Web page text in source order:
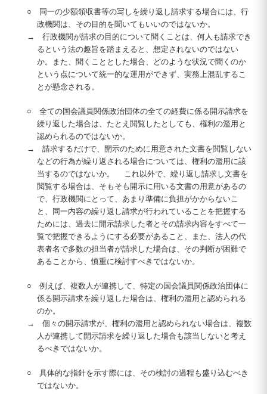
○ 同一の少額領収書等の写しを繰り返し請求する場合には、行
政機関は、その目的を聞いてもいいのではないか。
→ 行政機関が請求の目的について聞くことは、何人も請求でき
るという法の趣旨を踏まえると、想定されないのではない
か。また、聞くこととした場合、どのような状況で聞くのか
という点について統一的な運用ができず、実務上混乱するこ
とが懸念される。
○ 全ての国会議員関係政治団体の全ての経費に係る開示請求を
繰り返した場合は、たとえ閲覧したとしても、権利の濫用と
認められるのではないか。
→ 請求するだけで、開示のために用意された文書を閲覧しない
などの行為が繰り返される場合については、権利の濫用に該
当するのではないか。 これ以外で、繰り返し請求し文書を
閲覧する場合は、そもそも開示に用いる文書の用意があるの
で、行政機関にとって、あまり準備に負担がかからないこ
と、同一内容の繰り返し請求が行われていることを把握する
ためには、過去に開示請求した者とその請求内容をすべて一
覧で把握できるようにする必要があること、また、法人の代
表者名で多数の担当者が請求した場合は、その判断が困難で
あることから、慎重に検討すべきではないか。
○ 例えば、複数人が連携して、特定の国会議員関係政治団体に
係る開示請求を繰り返した場合は、権利の濫用と認められる
のか。
→ 個々の開示請求が、権利の濫用と認められない場合は、複数
人が連携して開示請求を繰り返した場合も該当しないと考え
るべきではないか。
○ 具体的な指針を示す際には、その検討の過程も盛り込むべき
ではないか。